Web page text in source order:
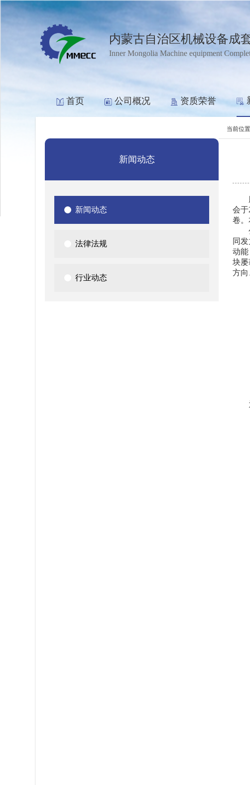
内蒙古自治区机械设备成
Inner Mongolia Machine equipment
首页 公司概况 资质荣誉
新闻动态
新闻动态
法律法规
行业动态
当前位
会
卷。
同
动
块
方向